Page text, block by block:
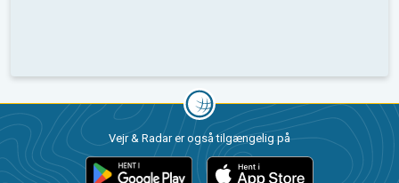
Vejr & Radar er også tilgængelig på